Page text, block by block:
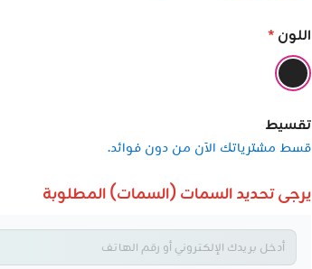
اللون *
تقسيط
قسط مشترياتك الآن من دون فوائد.
يرجى تحديد السمات (السمات) المطلوبة